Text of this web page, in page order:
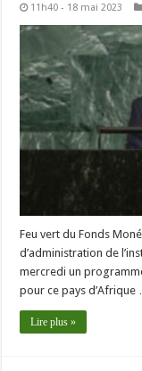
11h40 - 18 mai 2023
Feu vert du Fonds
d’administration de
mercredi un
pour ce pays d’Afrique
Lire plus »